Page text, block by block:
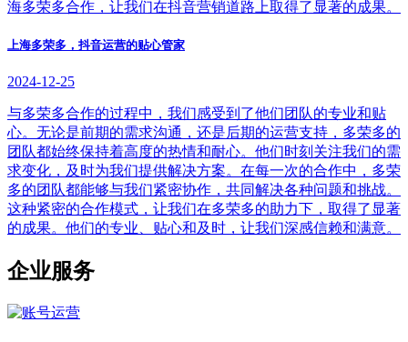
海多荣多合作，让我们在抖音营销道路上取得了显著的成果。
上海多荣多，抖音运营的贴心管家
2024-12-25
与多荣多合作的过程中，我们感受到了他们团队的专业和贴
心。无论是前期的需求沟通，还是后期的运营支持，多荣多的
团队都始终保持着高度的热情和耐心。他们时刻关注我们的需
求变化，及时为我们提供解决方案。在每一次的合作中，多荣
多的团队都能够与我们紧密协作，共同解决各种问题和挑战。
这种紧密的合作模式，让我们在多荣多的助力下，取得了显著
的成果。他们的专业、贴心和及时，让我们深感信赖和满意。
企业服务